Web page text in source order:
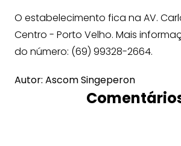
O estabelecimento fica na AV.
Centro - Porto Velho. Mais
do número: (69) 99328-2664.
Autor: Ascom Singeperon